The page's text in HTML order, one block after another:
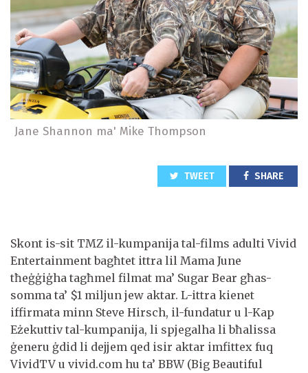
Jane Shannon ma' Mike Thompson
TWEET SHARE
Skont is-sit TMZ il-kumpanija tal-films adulti Vivid
Entertainment bagħtet ittra lil Mama June
tħeġġiġha tagħmel filmat ma’ Sugar Bear għas-
somma ta’ $1 miljun jew aktar. L-ittra kienet
iffirmata minn Steve Hirsch, il-fundatur u l-Kap
Eżekuttiv tal-kumpanija, li spjegalha li bħalissa
ġeneru ġdid li dejjem qed isir aktar imfittex fuq
VividTV u vivid.com hu ta’ BBW (Big Beautiful